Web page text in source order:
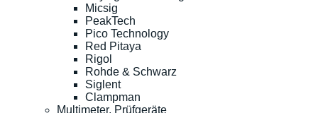
Micsig
PeakTech
Pico Technology
Red Pitaya
Rigol
Rohde & Schwarz
Siglent
Clampman
Multimeter, Prüfgeräte